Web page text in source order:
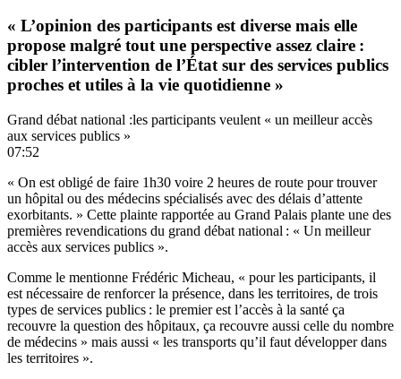
« L’opinion des participants est diverse mais elle
propose malgré tout une perspective assez claire :
cibler l’intervention de l’État sur des services publics
proches et utiles à la vie quotidienne »
Grand débat national :les participants veulent « un meilleur accès
aux services publics »
07:52
« On est obligé de faire 1h30 voire 2 heures de route pour trouver
un hôpital ou des médecins spécialisés avec des délais d’attente
exorbitants. » Cette plainte rapportée au Grand Palais plante une des
premières revendications du grand débat national : « Un meilleur
accès aux services publics ».
Comme le mentionne Frédéric Micheau, « pour les participants, il
est nécessaire de renforcer la présence, dans les territoires, de trois
types de services publics : le premier est l’accès à la santé ça
recouvre la question des hôpitaux, ça recouvre aussi celle du nombre
de médecins » mais aussi « les transports qu’il faut développer dans
les territoires ».